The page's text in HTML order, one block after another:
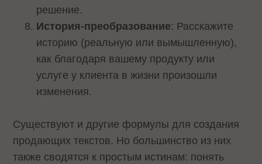
решение.
История-преобразование: Расскажите
историю (реальную или вымышленную),
как благодаря вашему продукту или
услуге у клиента в жизни произошли
изменения.
Существуют и другие формулы для создания
продающих текстов. Но большинство из них
также сводятся к простым истинам: понять